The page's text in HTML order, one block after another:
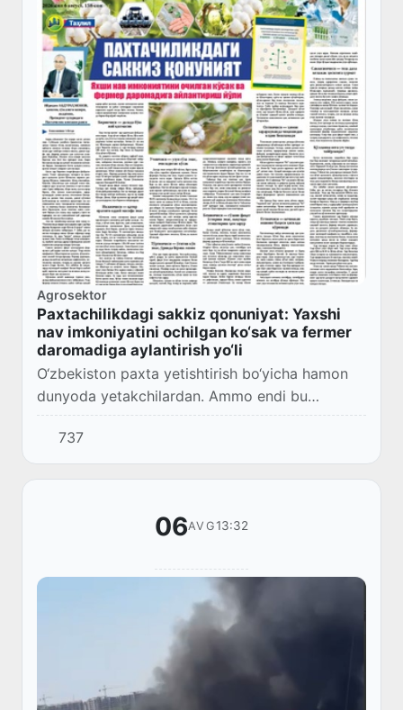
Agrosektor
Paxtachilikdagi sakkiz qonuniyat: Yaxshi
nav imkoniyatini ochilgan ko‘sak va fermer
daromadiga aylantirish yo‘li
O‘zbekiston paxta yetishtirish bo‘yicha hamon
dunyoda yetakchilardan. Ammo endi bu
avvalgidek og‘ir mehnatga asoslangan, qilingan
mehnatga yarasha hosil olinmaydigan amaliyot
emas....
737
06AVG13:32